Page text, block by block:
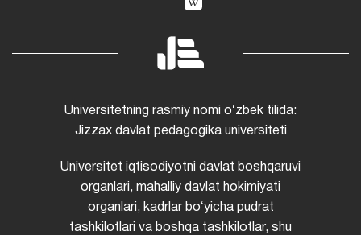
Universitetning rasmiy nomi oʻzbek tilida:
Jizzax davlat pedagogika universiteti
Universitet iqtisodiyotni davlat boshqaruvi
organlari, mahalliy davlat hokimiyati
organlari, kadrlar boʻyicha pudrat
tashkilotlari va boshqa tashkilotlar, shu